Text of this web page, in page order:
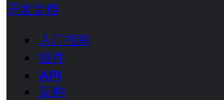
开发文档
入门指南
组件
API
架构